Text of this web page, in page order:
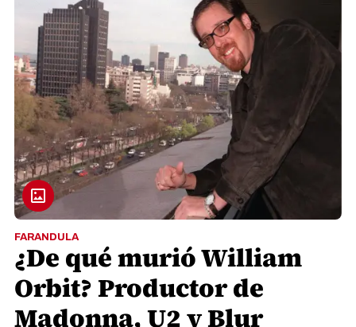
FARANDULA
¿De qué murió William
Orbit? Productor de
Madonna, U2 y Blur